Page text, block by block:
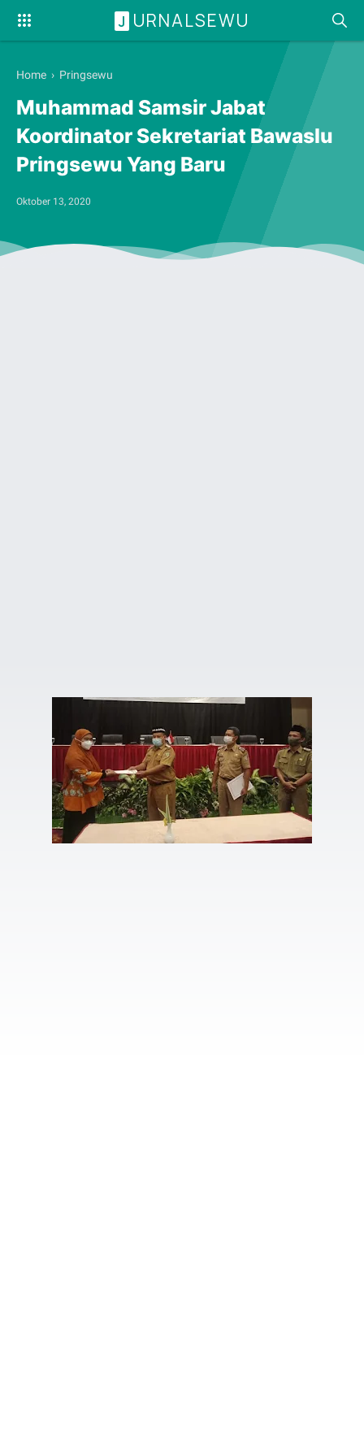
J URNALSEWU
Home › Pringsewu
Muhammad Samsir Jabat
Koordinator Sekretariat Bawaslu
Pringsewu Yang Baru
Oktober 13, 2020